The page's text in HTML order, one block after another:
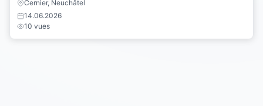
Cernier, Neuchâtel
14.06.2026
10 vues